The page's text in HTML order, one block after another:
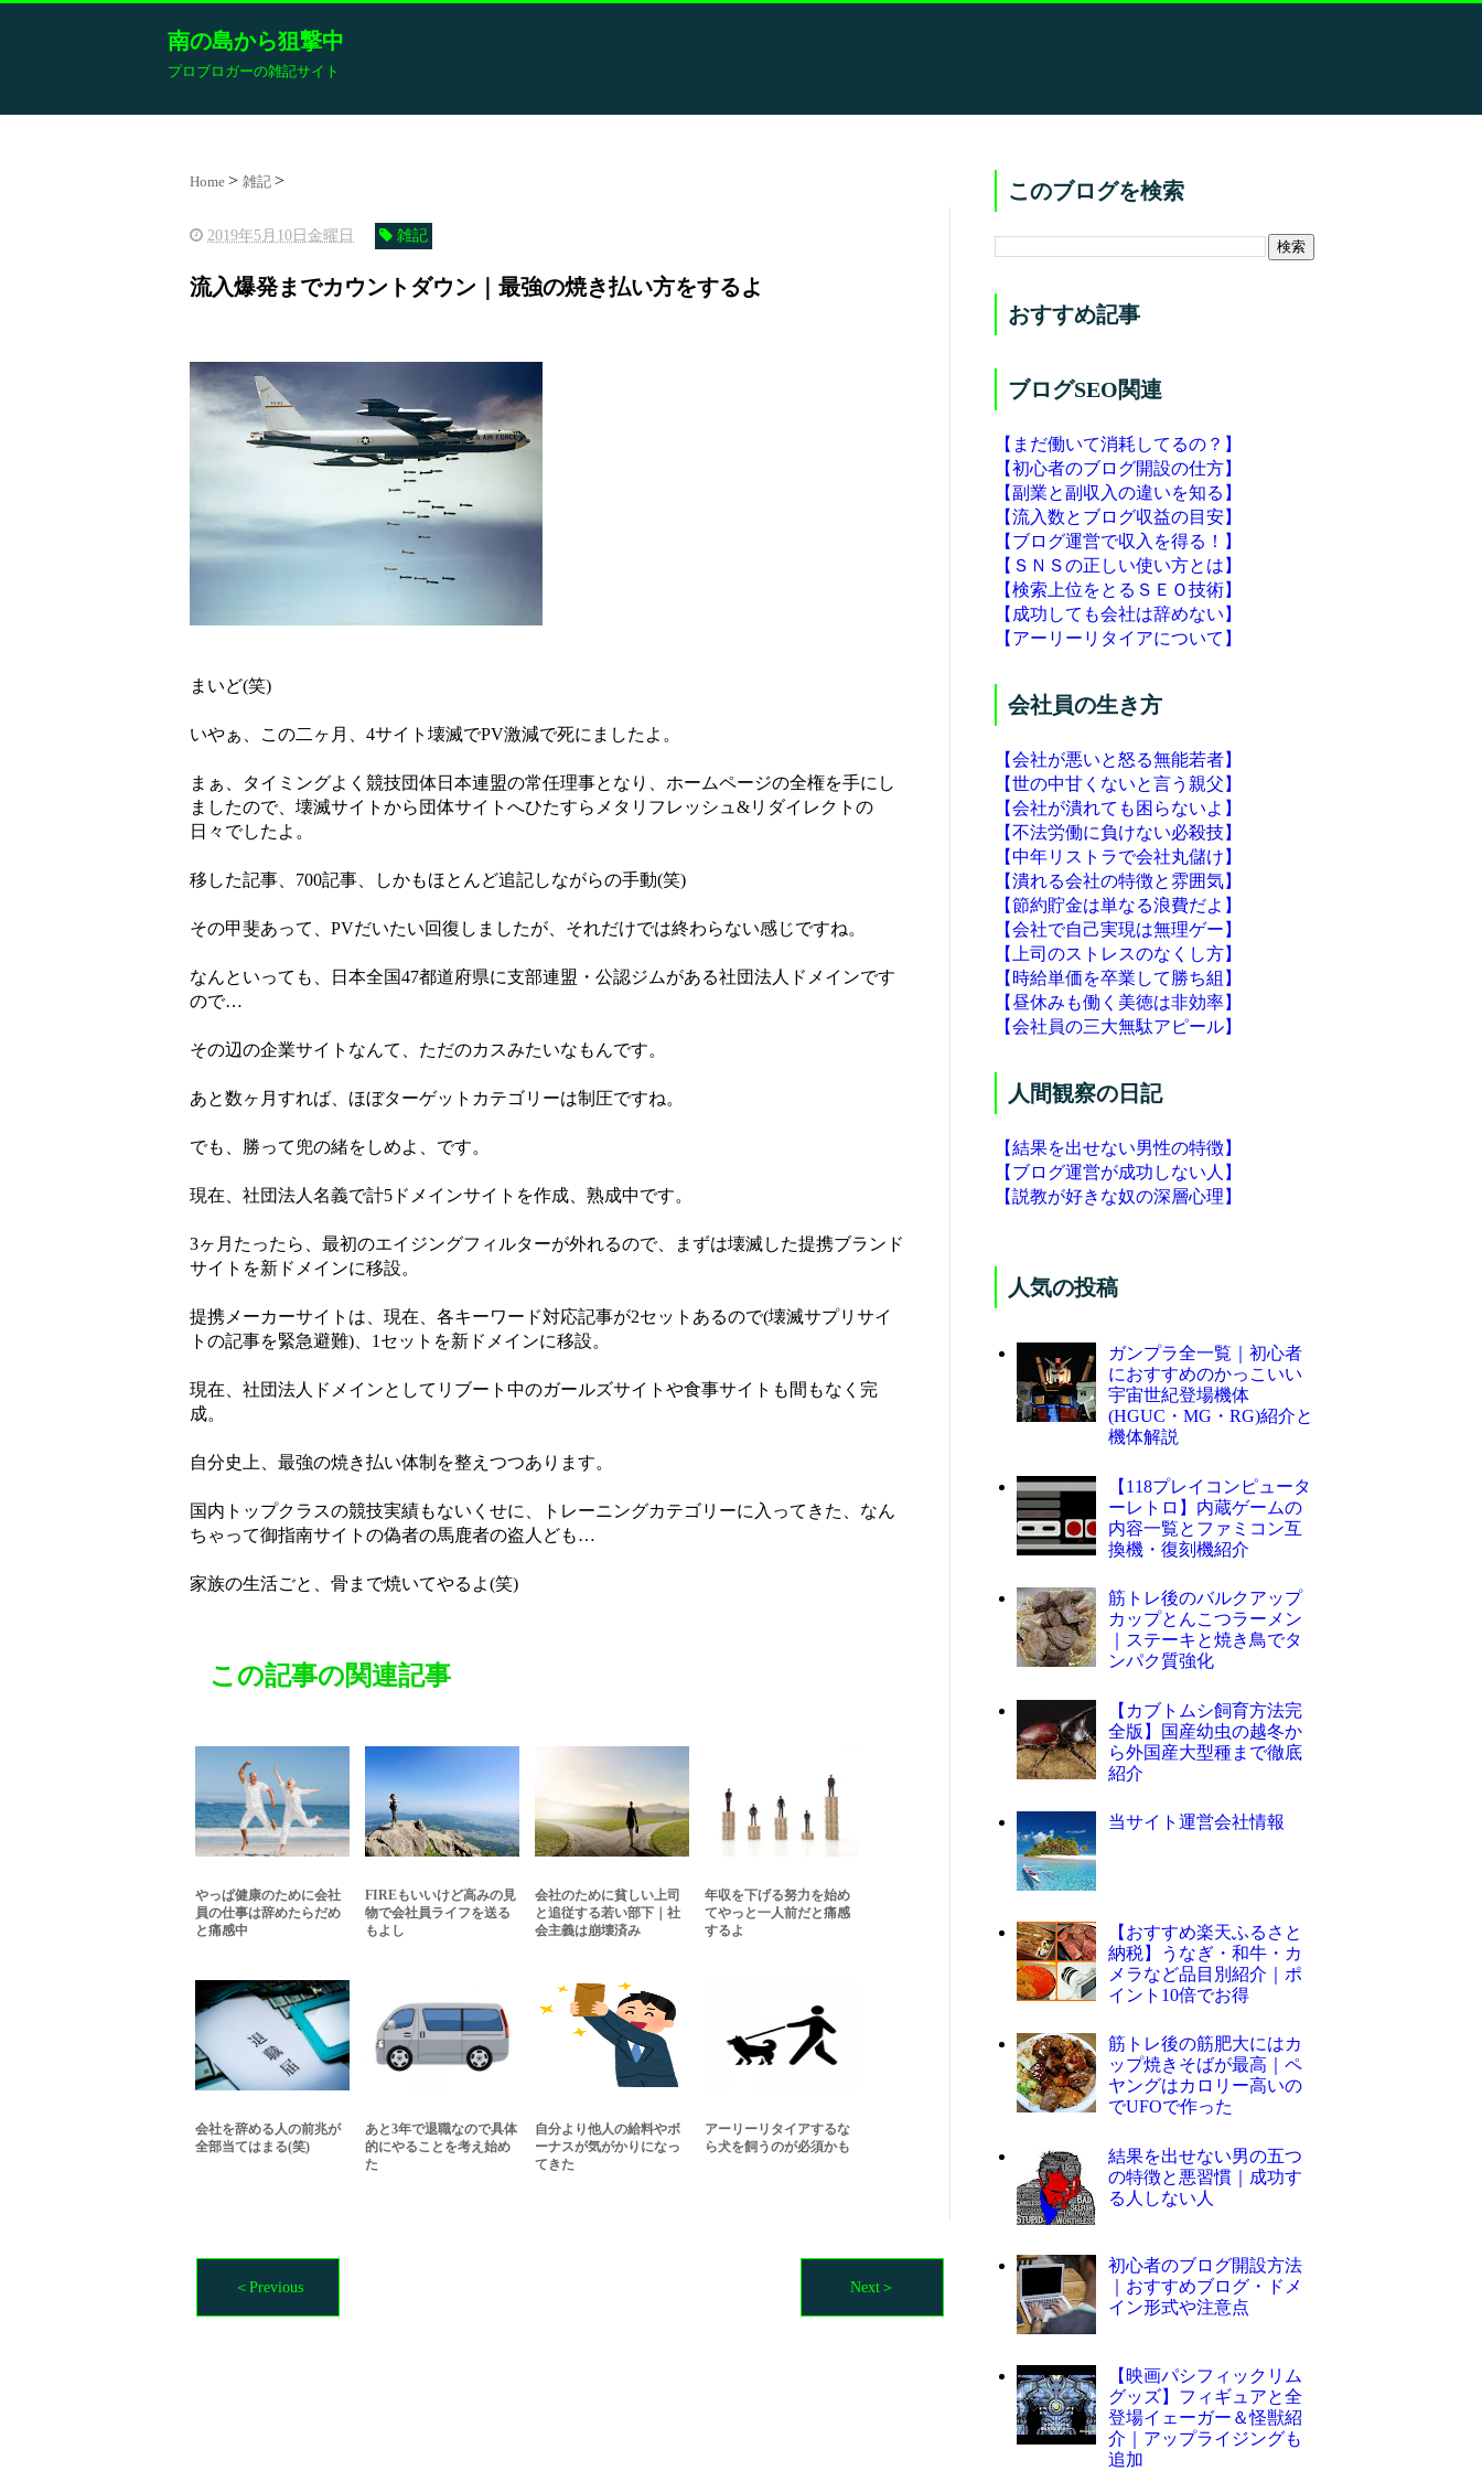
南の島から狙撃中
プロブロガーの雑記サイト
Home 雑記
2019年5月10日金曜日 雑記
流入爆発までカウントダウン｜最強の焼き払い方をするよ
まいど(笑)
いやぁ、この二ヶ月、4サイト壊滅でPV激減で死にましたよ。
まぁ、タイミングよく競技団体日本連盟の常任理事となり、ホームページの全権を手にし
ましたので、壊滅サイトから団体サイトへひたすらメタリフレッシュ&リダイレクトの
日々でしたよ。
移した記事、700記事、しかもほとんど追記しながらの手動(笑)
その甲斐あって、PVだいたい回復しましたが、それだけでは終わらない感じですね。
なんといっても、日本全国47都道府県に支部連盟・公認ジムがある社団法人ドメインです
ので…
その辺の企業サイトなんて、ただのカスみたいなもんです。
あと数ヶ月すれば、ほぼターゲットカテゴリーは制圧ですね。
でも、勝って兜の緒をしめよ、です。
現在、社団法人名義で計5ドメインサイトを作成、熟成中です。
3ヶ月たったら、最初のエイジングフィルターが外れるので、まずは壊滅した提携ブランド
サイトを新ドメインに移設。
提携メーカーサイトは、現在、各キーワード対応記事が2セットあるので(壊滅サプリサイ
トの記事を緊急避難)、1セットを新ドメインに移設。
現在、社団法人ドメインとしてリブート中のガールズサイトや食事サイトも間もなく完
成。
自分史上、最強の焼き払い体制を整えつつあります。
国内トップクラスの競技実績もないくせに、トレーニングカテゴリーに入ってきた、なん
ちゃって御指南サイトの偽者の馬鹿者の盗人ども…
家族の生活ごと、骨まで焼いてやるよ(笑)
この記事の関連記事
やっぱ健康のために会社
員の仕事は辞めたらだめ
と痛感中
FIREもいいけど高みの見
物で会社員ライフを送る
もよし
会社のために貧しい上司
と追従する若い部下｜社
会主義は崩壊済み
年収を下げる努力を始め
てやっと一人前だと痛感
するよ
会社を辞める人の前兆が
全部当てはまる(笑)
あと3年で退職なので具体
的にやることを考え始め
た
自分より他人の給料やボ
ーナスが気がかりになっ
てきた
アーリーリタイアするな
ら犬を飼うのが必須かも
＜Previous Next＞
このブログを検索
おすすめ記事
ブログSEO関連
【まだ働いて消耗してるの？】
【初心者のブログ開設の仕方】
【副業と副収入の違いを知る】
【流入数とブログ収益の目安】
【ブログ運営で収入を得る！】
【ＳＮＳの正しい使い方とは】
【検索上位をとるＳＥＯ技術】
【成功しても会社は辞めない】
【アーリーリタイアについて】
会社員の生き方
【会社が悪いと怒る無能若者】
【世の中甘くないと言う親父】
【会社が潰れても困らないよ】
【不法労働に負けない必殺技】
【中年リストラで会社丸儲け】
【潰れる会社の特徴と雰囲気】
【節約貯金は単なる浪費だよ】
【会社で自己実現は無理ゲー】
【上司のストレスのなくし方】
【時給単価を卒業して勝ち組】
【昼休みも働く美徳は非効率】
【会社員の三大無駄アピール】
人間観察の日記
【結果を出せない男性の特徴】
【ブログ運営が成功しない人】
【説教が好きな奴の深層心理】
人気の投稿
ガンプラ全一覧｜初心者
におすすめのかっこいい
宇宙世紀登場機体
(HGUC・MG・RG)紹介と
機体解説
【118プレイコンピュータ
ーレトロ】内蔵ゲームの
内容一覧とファミコン互
換機・復刻機紹介
筋トレ後のバルクアップ
カップとんこつラーメン
｜ステーキと焼き鳥でタ
ンパク質強化
【カブトムシ飼育方法完
全版】国産幼虫の越冬か
ら外国産大型種まで徹底
紹介
当サイト運営会社情報
【おすすめ楽天ふるさと
納税】うなぎ・和牛・カ
メラなど品目別紹介｜ポ
イント10倍でお得
筋トレ後の筋肥大にはカ
ップ焼きそばが最高｜ペ
ヤングはカロリー高いの
でUFOで作った
結果を出せない男の五つ
の特徴と悪習慣｜成功す
る人しない人
初心者のブログ開設方法
｜おすすめブログ・ドメ
イン形式や注意点
【映画パシフィックリム
グッズ】フィギュアと全
登場イェーガー＆怪獣紹
介｜アップライジングも
追加